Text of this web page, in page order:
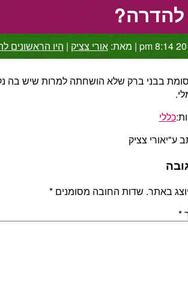
|מאת:אורי צציק|היו הראשונים להגיב
ברק שלא הושחתה למרות שיש בה נקבה
שדות החובה מסומנים*